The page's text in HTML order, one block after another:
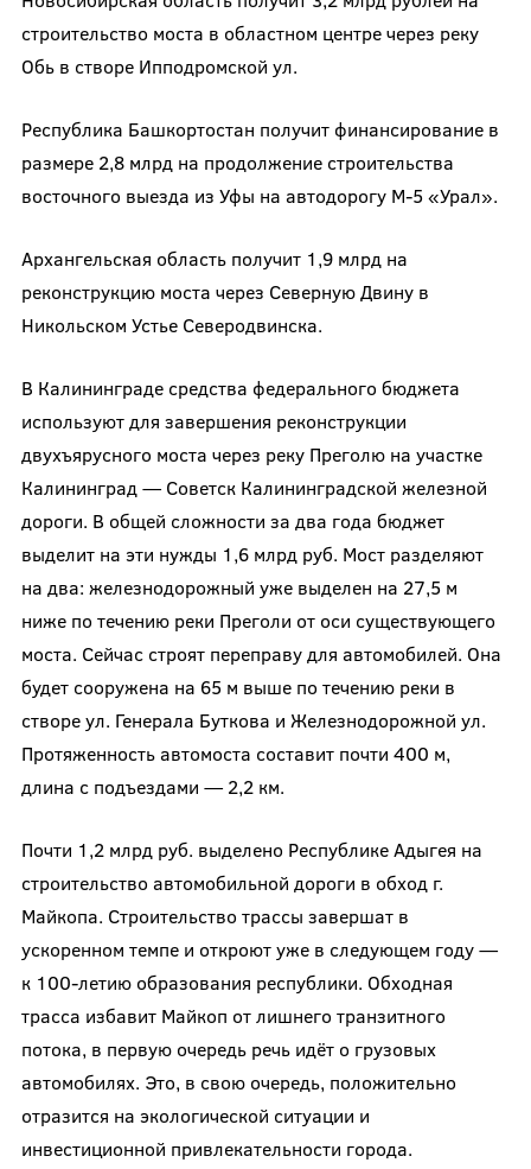
строительство моста в областном центре через реку
Обь в створе Ипподромской ул.
Республика Башкортостан получит финансирование в
размере 2,8 млрд на продолжение строительства
восточного выезда из Уфы на автодорогу М-5 «Урал».
Архангельская область получит 1,9 млрд на
реконструкцию моста через Северную Двину в
Никольском Устье Северодвинска.
В Калининграде средства федерального бюджета
используют для завершения реконструкции
двухъярусного моста через реку Преголю на участке
Калининград — Советск Калининградской железной
дороги. В общей сложности за два года бюджет
выделит на эти нужды 1,6 млрд руб. Мост разделяют
на два: железнодорожный уже выделен на 27,5 м
ниже по течению реки Преголи от оси существующего
моста. Сейчас строят переправу для автомобилей. Она
будет сооружена на 65 м выше по течению реки в
створе ул. Генерала Буткова и Железнодорожной ул.
Протяженность автомоста составит почти 400 м,
длина с подъездами — 2,2 км.
Почти 1,2 млрд руб. выделено Республике Адыгея на
строительство автомобильной дороги в обход г.
Майкопа. Строительство трассы завершат в
ускоренном темпе и откроют уже в следующем году —
к 100-летию образования республики. Обходная
трасса избавит Майкоп от лишнего транзитного
потока, в первую очередь речь идёт о грузовых
автомобилях. Это, в свою очередь, положительно
отразится на экологической ситуации и
инвестиционной привлекательности города.